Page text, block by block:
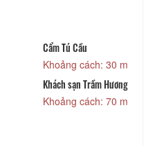
Cẩm Tú Cầu
Khoảng cách: 30 m
Khách sạn Trầm Hương
Khoảng cách: 70 m